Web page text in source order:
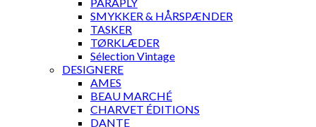
SMYKKER & HÅRSPÆNDER
TASKER
TØRKLÆDER
Sélection Vintage
DESIGNERE
AMES
BEAU MARCHÉ
CHARVET ÉDITIONS
DANTE